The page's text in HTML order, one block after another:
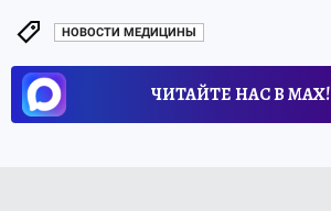
НОВОСТИ МЕДИЦИНЫ
ЧИТАЙТЕ НАС В МАХ!